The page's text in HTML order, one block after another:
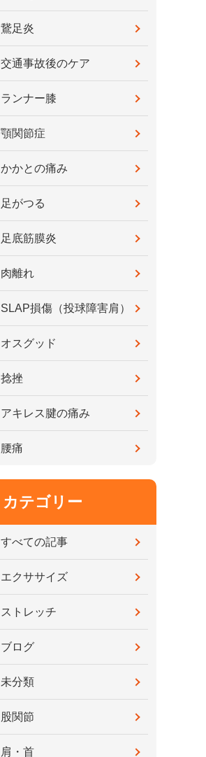
鵞足炎
交通事故後のケア
ランナー膝
顎関節症
かかとの痛み
足がつる
足底筋膜炎
肉離れ
SLAP損傷（投球障害肩）
オスグッド
捻挫
アキレス腱の痛み
腰痛
カテゴリー
すべての記事
エクササイズ
ストレッチ
ブログ
未分類
股関節
肩・首